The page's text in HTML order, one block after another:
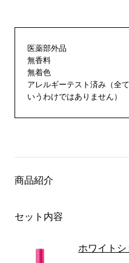
医薬部外品
無香料
無着色
アレルギーテスト済み（全
いうわけではありません）
商品紹介
セット内容
ホワイト